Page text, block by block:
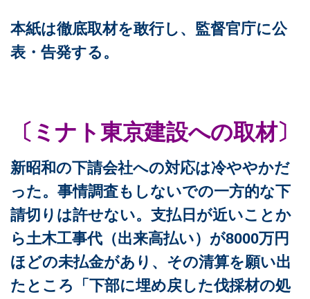
本紙は徹底取材を敢行し、監督官庁に公
表・告発する。
〔ミナト東京建設への取材〕
新昭和の下請会社への対応は冷ややかだ
った。事情調査もしないでの一方的な下
請切りは許せない。支払日が近いことか
ら土木工事代（出来高払い）が8000万円
ほどの未払金があり、その清算を願い出
たところ「下部に埋め戻した伐採材の処